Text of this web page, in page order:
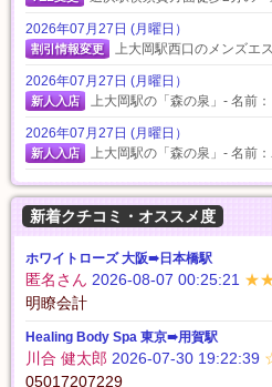
2026年07月27日 (月曜日）
割引情報変更 上大岡駅西口のメンズエ
2026年07月27日 (月曜日）
新人入店 上大岡駅の「森の泉」- 名前：
2026年07月27日 (月曜日）
新人入店 上大岡駅の「森の泉」- 名前
2026年07月27日 (月曜日）
新人入店 上大岡駅の「森の泉」- 名前：
2026年07月27日 (月曜日）
新人入店 上大岡駅の「森の泉」- 名前：
2026年07月27日 (月曜日）
新人入店
2026年07月27日 (月曜日）
新人入店 上大岡駅の「森の泉」- 名前
新着クチコミ・オススメ度
ホワイトローズ 大阪➠日本橋駅
匿名さん 2026-08-07 00:25:21
明瞭会計
Healing Body Spa 東京➠用賀駅
川合 健太郎 2026-07-30 19:22:39
05017207229